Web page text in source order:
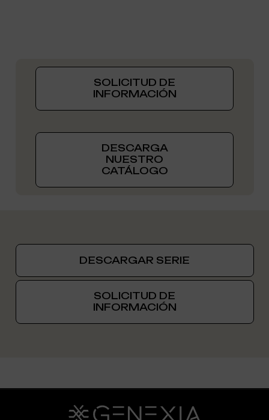
SOLICITUD DE
INFORMACIÓN
DESCARGA
NUESTRO
CATÁLOGO
DESCARGAR SERIE
SOLICITUD DE
INFORMACIÓN